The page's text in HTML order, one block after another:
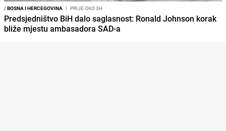
/BOSNA I HERCEGOVINA I PRIJE OKO 3H
Predsjedništvo BiH dalo saglasnost: Ronald Johnson korak
bliže mjestu ambasadora SAD-a